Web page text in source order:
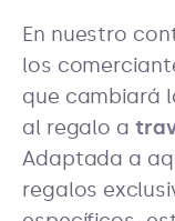
En nuestro
los
que cambiará
al regalo a
Adaptada a
regalos